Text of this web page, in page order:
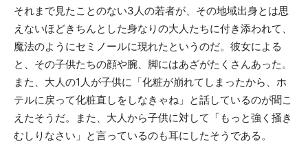
それまで見たことのない3人の若者が、その地域出身とは思
えないほどきちんとした身なりの大人たちに付き添われて、
魔法のようにセミノールに現れたというのだ。彼女による
と、その子供たちの顔や腕、脚にはあざがたくさんあった。
また、大人の1人が子供に「化粧が崩れてしまったから、ホ
テルに戻って化粧直しをしなきゃね」と話しているのが聞こ
えたそうだ。また、大人から子供に対して「もっと強く掻き
むしりなさい」と言っているのも耳にしたそうである。